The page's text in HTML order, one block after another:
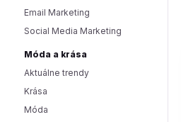
Email Marketing
Social Media Marketing
Móda a krása
Aktuálne trendy
Krása
Móda